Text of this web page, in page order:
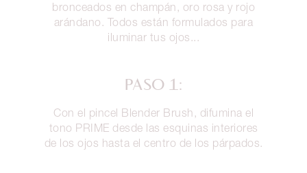
bronceados en champán, oro rosa y rojo
arándano. Todos están formulados para
iluminar tus ojos...
PASO 1:
Con el pincel Blender Brush, difumina el
tono PRIME desde las esquinas interiores
de los ojos hasta el centro de los párpados.